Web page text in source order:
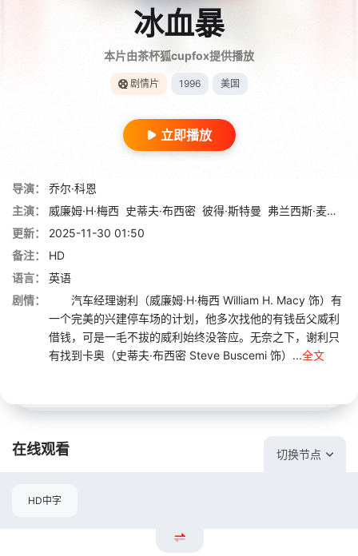
冰血暴
本片由茶杯狐cupfox提供播放
剧情片 1996 美国
立即播放
导演：
乔尔·科恩
主演：
威廉姆·H·梅西 史蒂夫·布西密 彼得·斯特曼 弗兰西斯·麦克多蒙德
更新：
2025-11-30 01:50
备注：
HD
语言：
英语
剧情：
汽车经理谢利（威廉姆·H·梅西 William H. Macy 饰）有
一个完美的兴建停车场的计划，他多次找他的有钱岳父威利
借钱，可是一毛不拔的威利始终没答应。无奈之下，谢利只
有找到卡奥（史蒂夫·布西密 Steve Buscemi 饰）...全文
在线观看 切换节点
HD中字